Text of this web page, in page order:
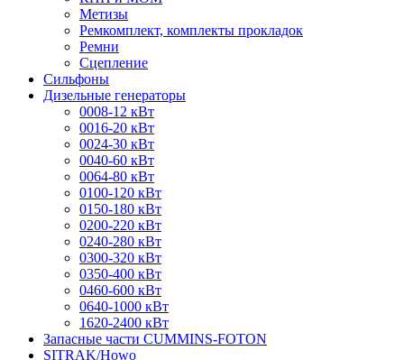
Метизы
Ремкомплект, комплекты прокладок
Ремни
Сцепление
Сильфоны
Дизельные генераторы
0008-12 кВт
0016-20 кВт
0024-30 кВт
0040-60 кВт
0064-80 кВт
0100-120 кВт
0150-180 кВт
0200-220 кВт
0240-280 кВт
0300-320 кВт
0350-400 кВт
0460-600 кВт
0640-1000 кВт
1620-2400 кВт
Запасные части CUMMINS-FOTON
SITRAK/Howo